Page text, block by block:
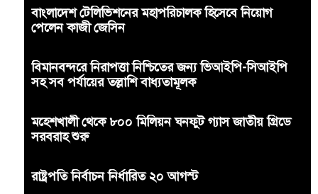
বাংলাদেশ টেলিভিশনের মহাপরিচালক হিসেবে নিয়োগ
পেলেন কাজী জেসিন
বিমানবন্দরে নিরাপত্তা নিশ্চিতের জন্য ভিআইপি-সিআইপি
সহ সব পর্যায়ের তল্লাশি বাধ্যতামূলক
মহেশখালী থেকে ৮০০ মিলিয়ন ঘনফুট গ্যাস জাতীয় গ্রিডে
সরবরাহ শুরু
রাষ্ট্রপতি নির্বাচন নির্ধারিত ২০ আগস্ট